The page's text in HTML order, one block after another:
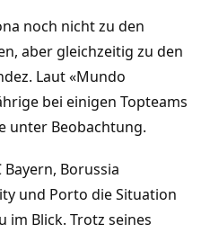
noch nicht zu den
aber gleichzeitig zu den
Laut «Mundo
bei einigen Topteams
unter Beobachtung.
Borussia
und Porto die Situation
im Blick. Trotz seines